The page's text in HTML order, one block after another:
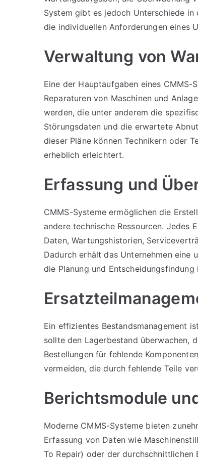
System gibt es jedoch Unterschiede in
die individuellen Anforderungen eines
Verwaltung von
Eine der Hauptaufgaben eines
Reparaturen von Maschinen und
werden, die unter anderem die
Störungsdaten und die erwartete
dieser Pläne können Technikern oder
erheblich erleichtert.
Erfassung und
CMMS-Systeme ermöglichen die
andere technische Ressourcen. Jedes
Daten, Wartungshistorien,
Dadurch erhält das Unternehmen eine
die Planung und
Ein effizientes Bestandsmanagement
sollte den Lagerbestand überwachen,
Bestellungen für fehlende
vermeiden, die durch fehlende Teile
Berichtsmodule
Moderne CMMS-Systeme bieten
Erfassung von Daten wie
To Repair) oder der durchschnittlichen